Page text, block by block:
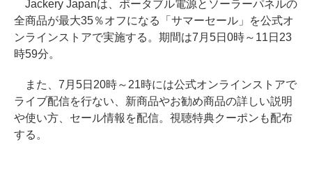
Jackery Japanは、ポータブル電源とソーラーパネルの
全商品が最大35％オフになる「サマーセール」を公式オ
ンラインストアで実施する。期間は7月5日0時～11日23
時59分。
また、7月5日20時～21時には公式オンラインストアで
ライブ配信を行ない、新商品やお勧め商品の詳しい説明
や使い方、セール情報を配信。視聴特典クーポンも配布
する。